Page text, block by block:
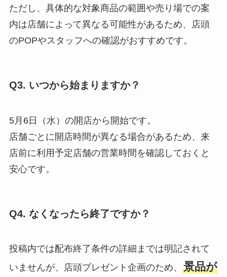
ただし、具体的な対象商品の範囲や売り場での案
内は店舗によって異なる可能性があるため、店頭
のPOPやスタッフへの確認がおすすめです。
Q3. いつから始まりますか？
5月6日（水）の開店から開始です。
店舗ごとに開店時間が異なる場合があるため、来
店前に利用予定店舗の営業時間を確認しておくと
安心です。
Q4. なくなったら終了ですか？
投稿内では配布終了条件の詳細までは明記されて
いませんが、店頭プレゼント企画のため、 景品が